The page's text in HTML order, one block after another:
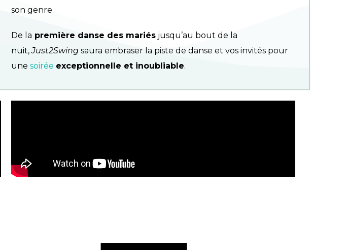
son genre.
De la première danse des mariés jusqu’au bout de la
nuit,Just2Swing saura embraser la piste de danse et vos invités pour
une soirée exceptionnelle et inoubliable.